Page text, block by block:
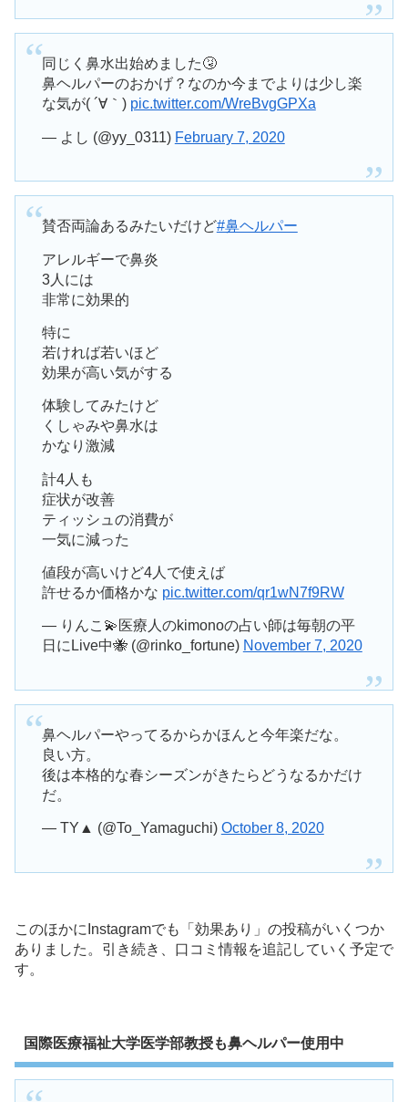
同じく鼻水出始めました🤧
鼻ヘルパーのおかげ？なのか今までよりは少し楽
な気が( ´∀｀) pic.twitter.com/WreBvgGPXa
— よし (@yy_0311) February 7, 2020
賛否両論あるみたいだけど#鼻ヘルパー
アレルギーで鼻炎
3人には
非常に効果的
特に
若ければ若いほど
効果が高い気がする
体験してみたけど
くしゃみや鼻水は
かなり激減
計4人も
症状が改善
ティッシュの消費が
一気に減った
値段が高いけど4人で使えば
許せるか価格かな pic.twitter.com/qr1wN7f9RW
— りんこ💫医療人のkimonoの占い師は毎朝の平
日にLive中🐝 (@rinko_fortune) November 7, 2020
鼻ヘルパーやってるからかほんと今年楽だな。
良い方。
後は本格的な春シーズンがきたらどうなるかだけ
だ。
— TY▲ (@To_Yamaguchi) October 8, 2020
このほかにInstagramでも「効果あり」の投稿がいくつか
ありました。引き続き、口コミ情報を追記していく予定で
す。
国際医療福祉大学医学部教授も鼻ヘルパー使用中